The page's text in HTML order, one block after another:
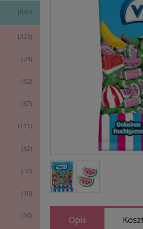
(597)
(223)
(24)
(62)
(67)
(111)
(62)
(32)
(10)
(10) Opis